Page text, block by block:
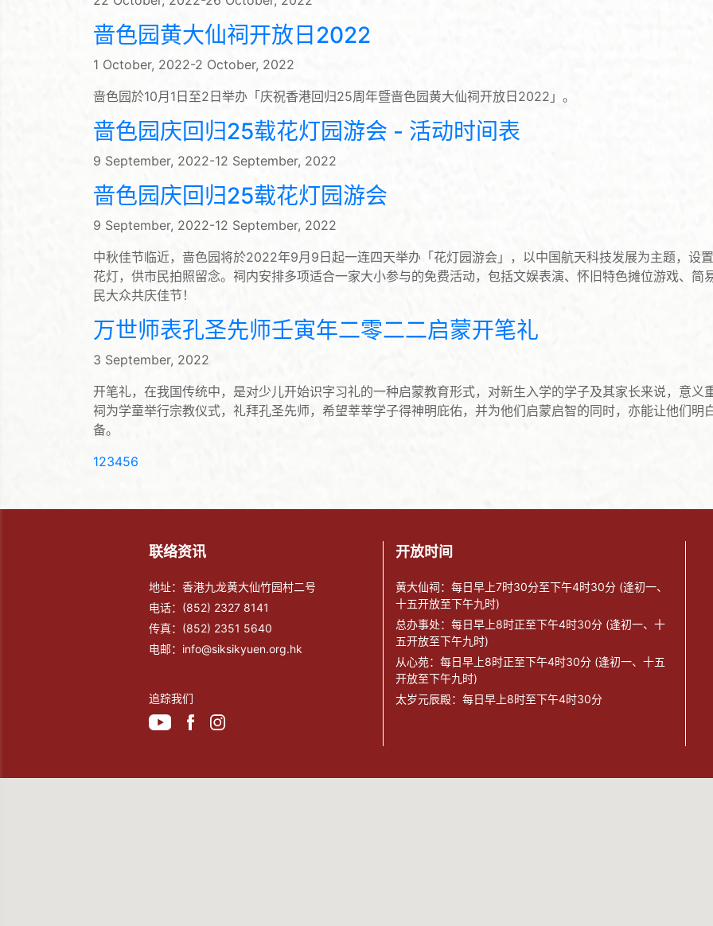
啬色园黄大仙祠开放日2022
1 October, 2022-2 October, 2022
啬色园於10月1日至2日举办「庆祝香港回归25周年暨啬色园黄大仙祠开放日2022」。
啬色园庆回归25载花灯园游会 - 活动时间表
9 September, 2022-12 September, 2022
啬色园庆回归25载花灯园游会
9 September, 2022-12 September, 2022
中秋佳节临近，啬色园将於2022年9月9日起一连四天举办「花灯园游会」，以中国航天科技发展为主题，设
花灯，供市民拍照留念。祠内安排多项适合一家大小参与的免费活动，包括文娱表演、怀旧特色摊位游戏、
民大众共庆佳节！
万世师表孔圣先师壬寅年二零二二启蒙开笔礼
3 September, 2022
开笔礼，在我国传统中，是对少儿开始识字习礼的一种启蒙教育形式，对新生入学的学子及其家长来说，意
祠为学童举行宗教仪式，礼拜孔圣先师，希望莘莘学子得神明庇佑，并为他们启蒙启智的同时，亦能让他们明
备。
1(current)
23456
联络资讯
地址：香港九龙黄大仙竹园村二号
电话： (852) 2327 8141
传真： (852) 2351 5640
电邮： info@siksikyuen.org.hk
追踪我们
开放时间
黄大仙祠：每日早上7时30分至下午4时30分 (逢初一、
十五开放至下午九时)
总办事处：每日早上8时正至下午4时30分 (逢初一、十
五开放至下午九时)
从心苑：每日早上8时正至下午4时30分 (逢初一、十五
开放至下午九时)
太岁元辰殿：每日早上8时至下午4时30分